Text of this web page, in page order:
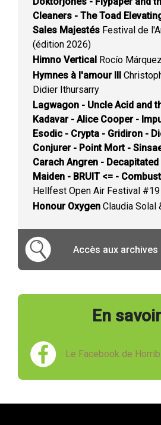
Cleaners - The Toad
Sales Majestés Festival de
(édition 2026)
Himno Vertical Rocío Márquez
Hymnes à l'amour III
Didier Ithursarry
Lagwagon - Uncle Acid and
Kadavar - Alice Cooper -
Esodic - Crypta - Gridiron -
Conjurer - Point Mort -
Carach Angren -
Maiden - BRUIT <= -
Hellfest Open Air Festival
Honour Oxygen Claudia Solal
Accès aux archives
En
Le Facebook de